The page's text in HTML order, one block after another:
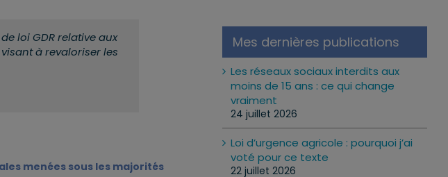
loi GDR relative aux
à revaloriser les
menées sous les majorités
Mes dernières publications
Les réseaux sociaux interdits aux
moins de 15 ans : ce qui change
vraiment
24 juillet 2026
Loi d’urgence agricole : pourquoi j’ai
voté pour ce texte
22 juillet 2026